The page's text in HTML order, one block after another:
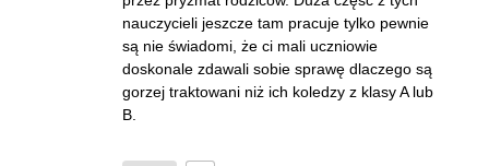
nauczycieli jeszcze tam pracuje tylko pewnie
są nie świadomi, że ci mali uczniowie
doskonale zdawali sobie sprawę dlaczego są
gorzej traktowani niż ich koledzy z klasy A lub
B.